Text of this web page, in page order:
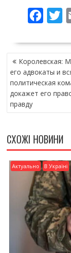
F
e
b
o
o
k
T
НАВІГАЦІЯ
ЗАПИСІВ
Королевская:
его адвокаты и
политическая
докажет его
правду
СХОЖІ НОВИНИ
Актуально В Україні